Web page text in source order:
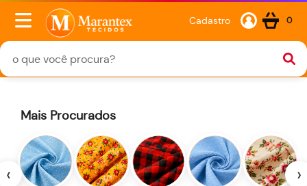
Cadastro 0
‹
Mais Procurados
›